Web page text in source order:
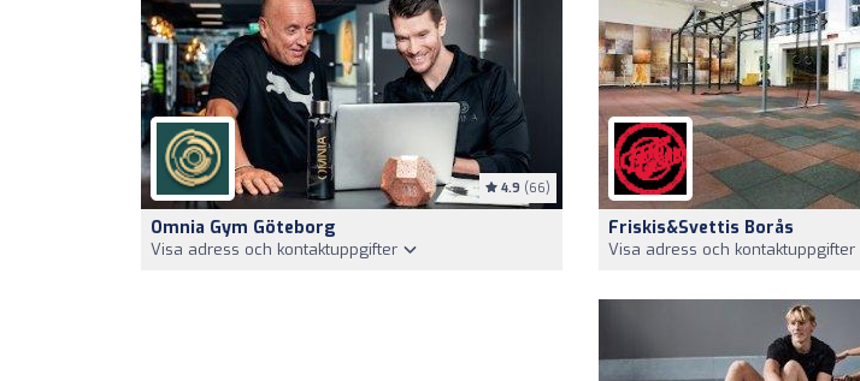
4.9 (66)
Omnia Gym Göteborg
Visa adress och kontaktuppgifter
Friskis&Svettis Borås
Visa adress och kontaktuppgifter